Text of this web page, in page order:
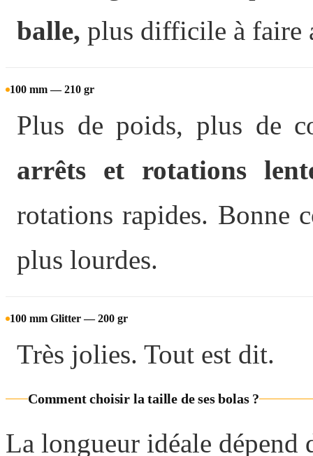
balle, plus difficile à faire
100 mm — 210 gr
Plus de poids, plus de
arrêts et rotations
rotations rapides. Bonne
plus lourdes.
100 mm Glitter — 200 gr
Très jolies. Tout est dit.
Comment choisir la taille de ses bolas ?
La longueur idéale dépend